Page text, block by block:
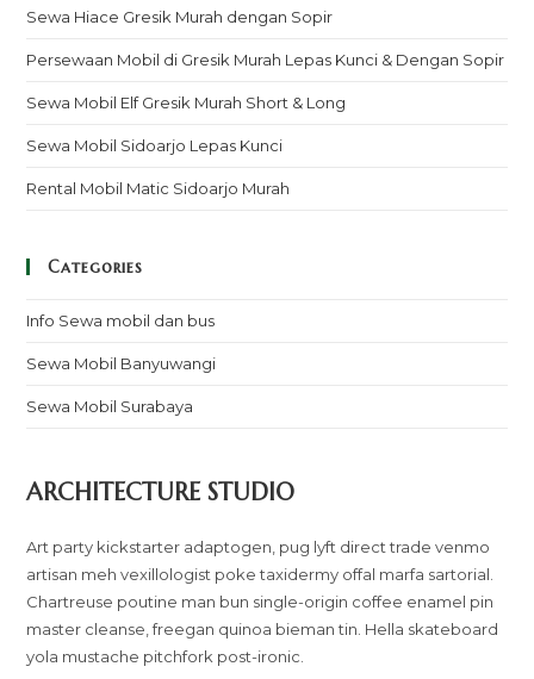
Sewa Hiace Gresik Murah dengan Sopir
Persewaan Mobil di Gresik Murah Lepas Kunci & Dengan Sopir
Sewa Mobil Elf Gresik Murah Short & Long
Sewa Mobil Sidoarjo Lepas Kunci
Rental Mobil Matic Sidoarjo Murah
Categories
Info Sewa mobil dan bus
Sewa Mobil Banyuwangi
Sewa Mobil Surabaya
ARCHITECTURE STUDIO
Art party kickstarter adaptogen, pug lyft direct trade venmo
artisan meh vexillologist poke taxidermy offal marfa sartorial.
Chartreuse poutine man bun single-origin coffee enamel pin
master cleanse, freegan quinoa bieman tin. Hella skateboard
yola mustache pitchfork post-ironic.